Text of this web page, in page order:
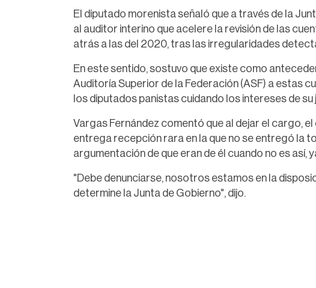
El diputado morenista señaló que a través de la
al auditor interino que acelere la revisión de las
atrás a las del 2020, tras las irregularidades
En este sentido, sostuvo que existe como
Auditoría Superior de la Federación (ASF) a estas
los diputados panistas cuidando los intereses de
Vargas Fernández comentó que al dejar el cargo,
entrega recepción rara en la que no se entregó la
argumentación de que eran de él cuando no es así,
"Debe denunciarse, nosotros estamos en la
determine la Junta de Gobierno", dijo.